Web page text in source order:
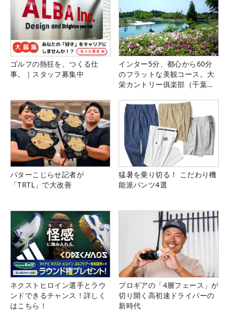
ゴルフの熱狂を、つくる仕
事。｜スタッフ募集中
インター5分、都心から60分
のフラットな美観コース。大
栄カントリー俱楽部（千葉
パターこじらせ記者が
「TRTL」で大改善
猛暑を乗り切る！ こだわり機
能派パンツ4選
ネクストヒロイン選手とラウ
ンドできるチャンス！詳しく
はこちら！
プロギアの「4層フェース」が
切り開く高初速ドライバーの
新時代